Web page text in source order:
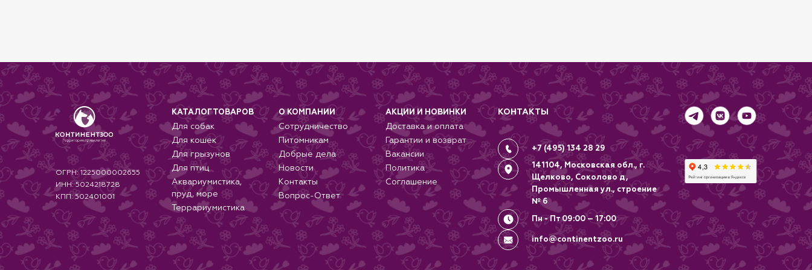
ОГРН: 1225000002655
ИНН: 5024218728
КПП: 502401001
КАТАЛОГ ТОВАРОВ
Для собак
Для кошек
Для грызунов
Для птиц
Аквариумистика,
пруд, море
Террариумистика
О КОМПАНИИ
Сотрудничество
Питомникам
Добрые дела
Новости
Контакты
Вопрос-Ответ
АКЦИИ И НОВИНКИ
Доставка и оплата
Гарантии и возврат
Вакансии
Политика
Соглашение
КОНТАКТЫ
+7 (495) 134 28 29
141104, Московская обл., г.
Щелково, Соколово д,
Промышленная ул., строение
№ 6
Пн - Пт 09:00 – 17:00
info@continentzoo.ru